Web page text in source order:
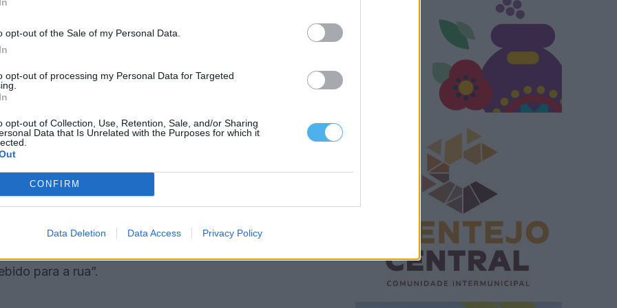
opt-out of the Sale of my Personal Data.
opt-out of processing my Personal Data for Targeted
opt-out of Collection, Use, Retention, Sale, and/or Sharing
Data that Is Unrelated with the Purposes for which it
CONFIRM
Data Deletion Data Access Privacy Policy
a atmosfera festiva dos antigos mercadores e
“num lugar de partilha, fantasia e
Ivo Luz, Luís Bonito e Maria Marrafa.
música e ambiente sonoro têm ‘assinatura’ de
Lecoq.
seu “trabalho de valorização da dramaturgia
de António Torrado, aproximando-a de públicos
para a rua”.